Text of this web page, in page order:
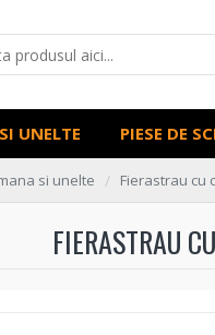
UNELTE PIESE DE
si unelte Fierastrau cu
FIERASTRAU